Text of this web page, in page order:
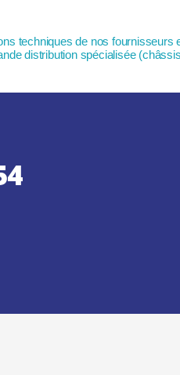
techniques de nos fournisseurs
distribution spécialisée